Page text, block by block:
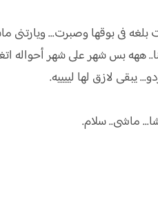
فى بوقها وصبرت... ويارتنى
ههه بس شهر على شهر أحواله
يبقى لازق لها لييييه.
ماشى.. سلام.